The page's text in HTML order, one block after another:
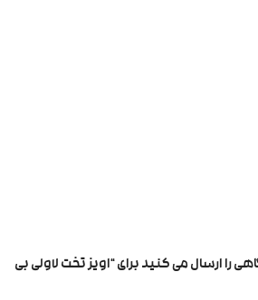
را ارسال می کنید برای “اویز تخت لاولی بی